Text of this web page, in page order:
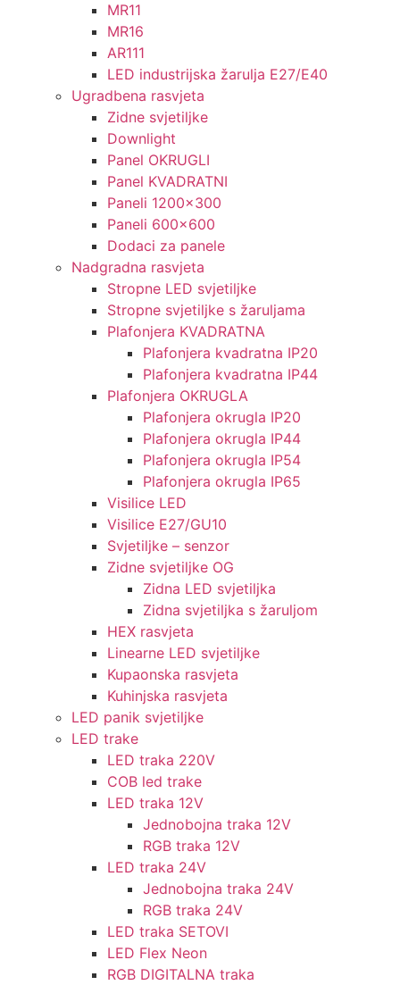
MR11
MR16
AR111
LED industrijska žarulja E27/E40
Ugradbena rasvjeta
Zidne svjetiljke
Downlight
Panel OKRUGLI
Panel KVADRATNI
Paneli 1200×300
Paneli 600×600
Dodaci za panele
Nadgradna rasvjeta
Stropne LED svjetiljke
Stropne svjetiljke s žaruljama
Plafonjera KVADRATNA
Plafonjera kvadratna IP20
Plafonjera kvadratna IP44
Plafonjera OKRUGLA
Plafonjera okrugla IP20
Plafonjera okrugla IP44
Plafonjera okrugla IP54
Plafonjera okrugla IP65
Visilice LED
Visilice E27/GU10
Svjetiljke – senzor
Zidne svjetiljke OG
Zidna LED svjetiljka
Zidna svjetiljka s žaruljom
HEX rasvjeta
Linearne LED svjetiljke
Kupaonska rasvjeta
Kuhinjska rasvjeta
LED panik svjetiljke
LED trake
LED traka 220V
COB led trake
LED traka 12V
Jednobojna traka 12V
RGB traka 12V
LED traka 24V
Jednobojna traka 24V
RGB traka 24V
LED traka SETOVI
LED Flex Neon
RGB DIGITALNA traka